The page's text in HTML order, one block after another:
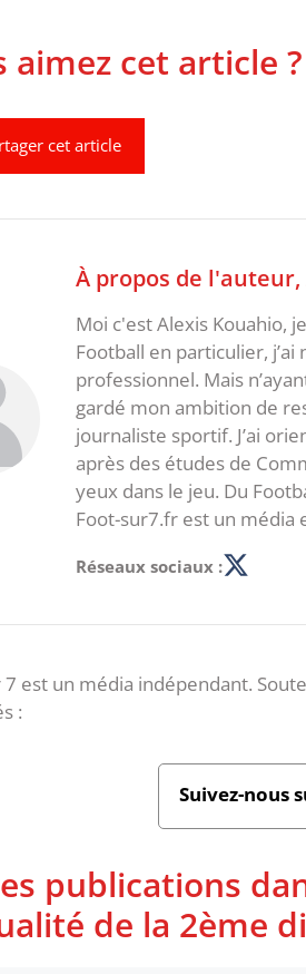
aimez cet article
cet article
À propos de l'auteur,
Moi c'est Alexis Kouahio,
Football en particulier,
professionnel. Mais
gardé mon ambition de
journaliste sportif. J’ai
après des études de
yeux dans le jeu. Du
Foot-sur7.fr est un média
Réseaux sociaux :
7 est un média indépendant.
:
Suivez-nous
publications
de la 2ème